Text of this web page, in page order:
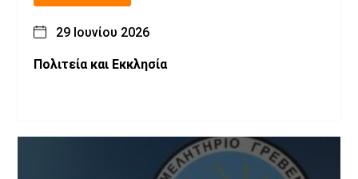
29 Ιουνίου 2026
Πολιτεία και Εκκλησία